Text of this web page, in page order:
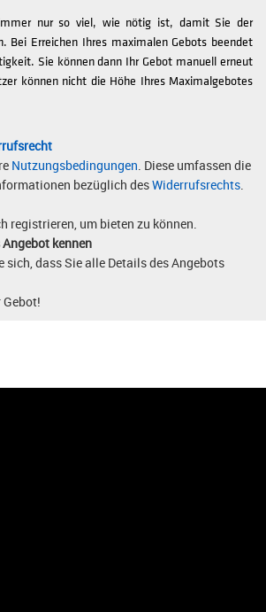
nur so viel, wie nötig ist, damit Sie der
Bei Erreichen Ihres maximalen Gebots beendet
Sie können dann Ihr Gebot manuell erneut
können nicht die Höhe Ihres Maximalgebotes
Nutzungsbedingungen. Diese umfassen die
bezüglich desWiderrufsrechts.
registrieren, um bieten zu können.
kennen
sich, dass Sie alle Details des Angebots
Gebot!